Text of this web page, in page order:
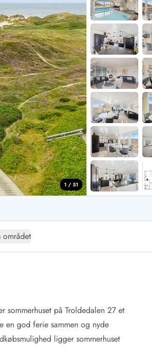
Sommerhuse i juleferien
Sommerhuse til nytår
Søndervig
Sommerhuse i Lodbjerg
Sommerhuse i Nr.
Sommerhuse på Rømø
Sommerhuse i Søndervig
Sommerhuse i
Sommerhuse i
Sommerhuse i Vedersø
Sommerhuse i Vejers
Sommerhuse i Vester
1 / 51
området
sommerhuset på Troldedalen 27 et
god ferie sammen og nyde
ligger sommerhuset